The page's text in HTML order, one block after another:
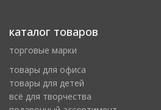
каталог товаров
торговые марки
товары для офиса
товары для детей
всё для творчества